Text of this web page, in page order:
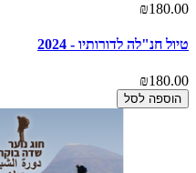
₪180.00
טיול חנ"לה לדורותיו - 2024
₪180.00
הוספה לסל